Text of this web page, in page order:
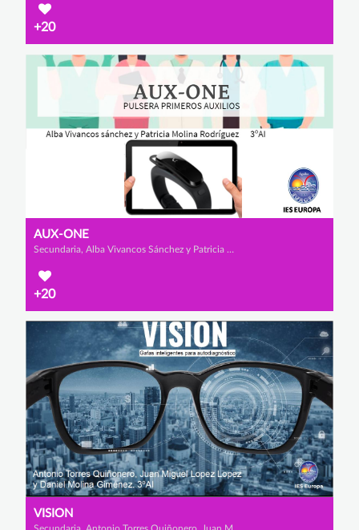
+20
AUX-ONE
Secundaria, Alba Vivancos Sánchez y Patricia Molina Rodríguez
+20
VISION